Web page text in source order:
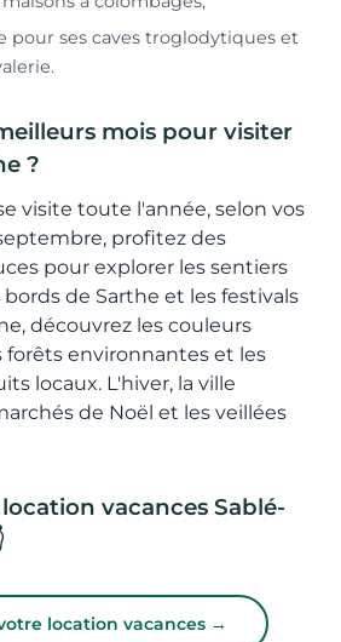
pour ses caves troglodytiques et
mois pour visiter
?
visite toute l'année, selon vos
profitez des
pour explorer les sentiers
de Sarthe et les festivals
découvrez les couleurs
environnantes et les
locaux. L'hiver, la ville
de Noël et les veillées
vacances Sablé-
location vacances →